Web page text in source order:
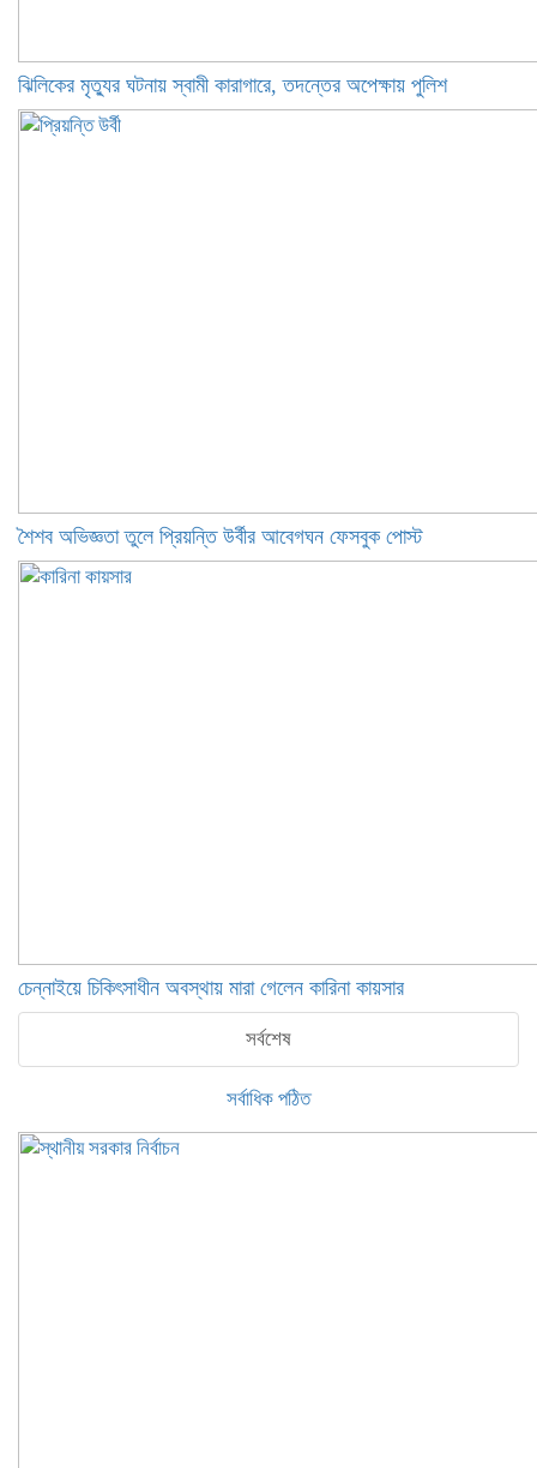
ঝিলিকের মৃত্যুর ঘটনায় স্বামী কারাগারে, তদন্তের অপেক্ষায় পুলিশ
শৈশব অভিজ্ঞতা তুলে প্রিয়ন্তি উর্বীর আবেগঘন ফেসবুক পোস্ট
চেন্নাইয়ে চিকিৎসাধীন অবস্থায় মারা গেলেন কারিনা কায়সার
সর্বশেষ
সর্বাধিক পঠিত